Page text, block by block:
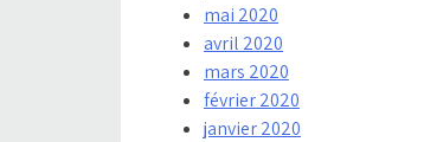
mai 2020
avril 2020
mars 2020
février 2020
janvier 2020